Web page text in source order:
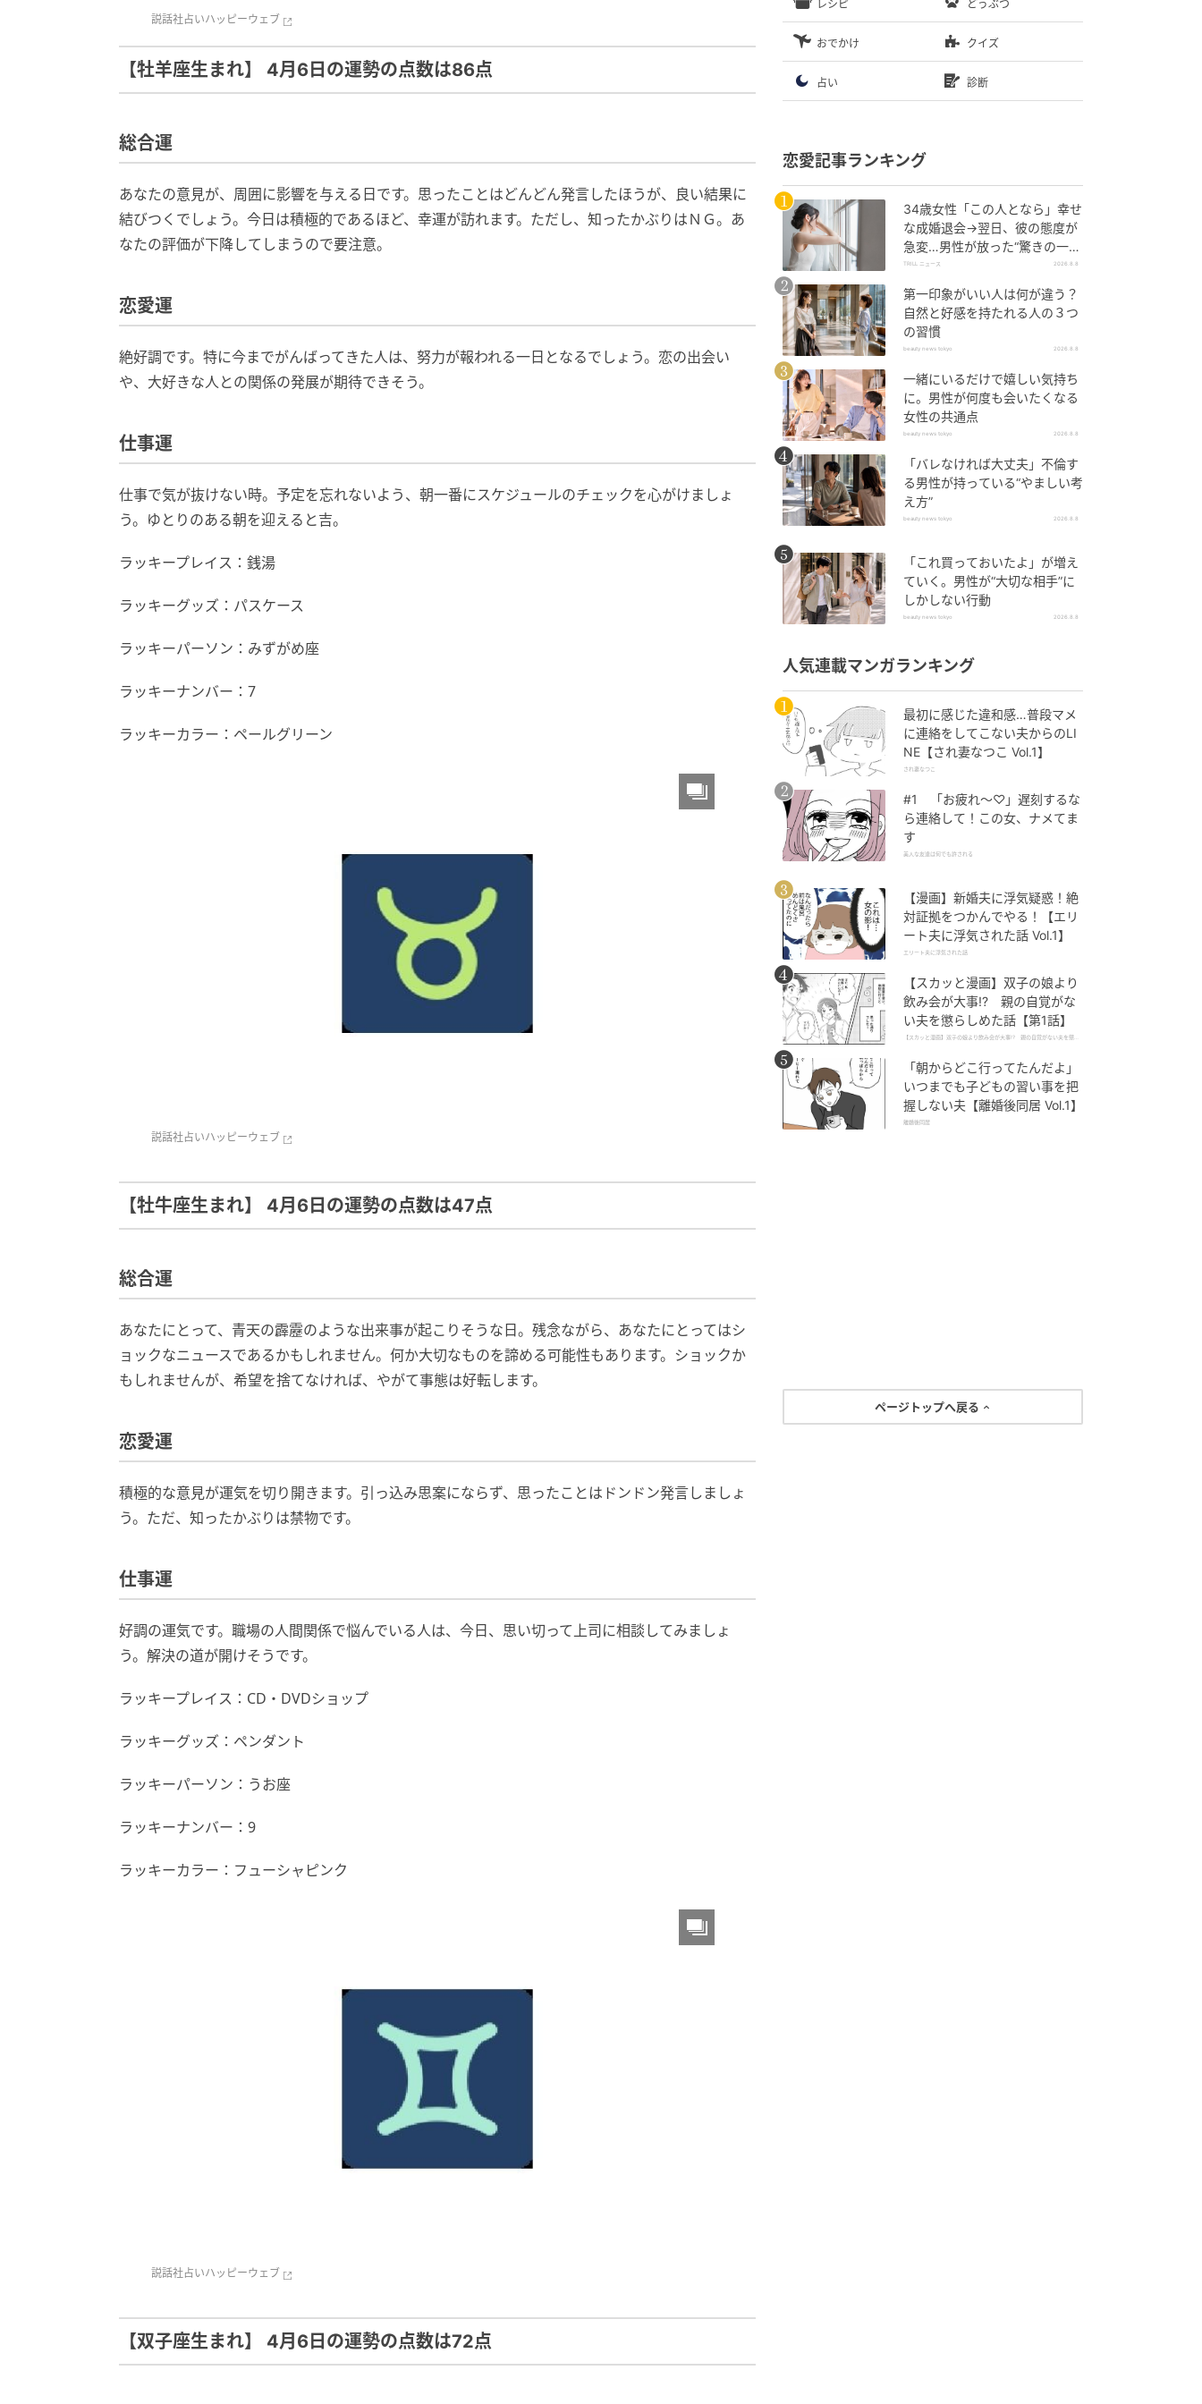
説話社占いハッピーウェブ
【牡羊座生まれ】 4月6日の運勢の点数は86点
総合運
あなたの意見が、周囲に影響を与える日です。思ったことはどんどん発言したほうが、良い結果に
結びつくでしょう。今日は積極的であるほど、幸運が訪れます。ただし、知ったかぶりはＮＧ。あ
なたの評価が下降してしまうので要注意。
恋愛運
絶好調です。特に今までがんばってきた人は、努力が報われる一日となるでしょう。恋の出会い
や、大好きな人との関係の発展が期待できそう。
仕事運
仕事で気が抜けない時。予定を忘れないよう、朝一番にスケジュールのチェックを心がけましょ
う。ゆとりのある朝を迎えると吉。
ラッキープレイス：銭湯
ラッキーグッズ：パスケース
ラッキーパーソン：みずがめ座
ラッキーナンバー：7
ラッキーカラー：ペールグリーン
説話社占いハッピーウェブ
【牡牛座生まれ】 4月6日の運勢の点数は47点
総合運
あなたにとって、青天の霹靂のような出来事が起こりそうな日。残念ながら、あなたにとってはシ
ョックなニュースであるかもしれません。何か大切なものを諦める可能性もあります。ショックか
もしれませんが、希望を捨てなければ、やがて事態は好転します。
恋愛運
積極的な意見が運気を切り開きます。引っ込み思案にならず、思ったことはドンドン発言しましょ
う。ただ、知ったかぶりは禁物です。
仕事運
好調の運気です。職場の人間関係で悩んでいる人は、今日、思い切って上司に相談してみましょ
う。解決の道が開けそうです。
ラッキープレイス：CD・DVDショップ
ラッキーグッズ：ペンダント
ラッキーパーソン：うお座
ラッキーナンバー：9
ラッキーカラー：フューシャピンク
説話社占いハッピーウェブ
【双子座生まれ】 4月6日の運勢の点数は72点
レシピ どうぶつ
おでかけ クイズ
占い 診断
恋愛記事ランキング
34歳女性「この人となら」幸せ
な成婚退会→翌日、彼の態度が
急変…男性が放った“驚きの一
言”に「誰も信じることができま
TRILL ニュース 2026.8.8
第一印象がいい人は何が違う？
自然と好感を持たれる人の３つ
の習慣
beauty news tokyo 2026.8.8
一緒にいるだけで嬉しい気持ち
に。男性が何度も会いたくなる
女性の共通点
beauty news tokyo 2026.8.8
「バレなければ大丈夫」不倫す
る男性が持っている“やましい考
え方”
beauty news tokyo 2026.8.8
「これ買っておいたよ」が増え
ていく。男性が“大切な相手”に
しかしない行動
beauty news tokyo 2026.8.8
人気連載マンガランキング
最初に感じた違和感…普段マメ
に連絡をしてこない夫からのLI
NE【され妻なつこ Vol.1】
され妻なつこ
#1 「お疲れ〜♡」遅刻するな
ら連絡して！この女、ナメてま
す
美人な友達は何でも許される
【漫画】新婚夫に浮気疑惑！絶
対証拠をつかんでやる！【エリ
ート夫に浮気された話 Vol.1】
エリート夫に浮気された話
【スカッと漫画】双子の娘より
飲み会が大事!? 親の自覚がな
い夫を懲らしめた話【第1話】
【スカッと漫画】双子の娘より飲み会が大事!? 親の自覚がない夫を懲ら
「朝からどこ行ってたんだよ」
いつまでも子どもの習い事を把
握しない夫【離婚後同居 Vol.1】
離婚後同居
ページトップへ戻る